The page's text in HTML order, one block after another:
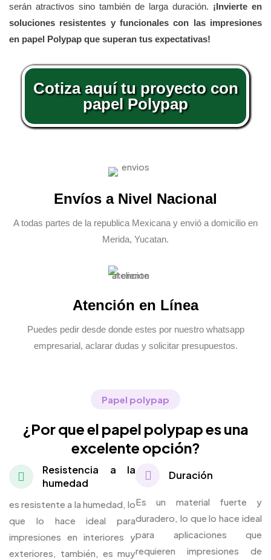
serán atractivos sino también de larga duración. ¡Invierte en
soluciones resistentes y funcionales con las impresiones
en papel Polypap que superan tus expectativas!
Cotiza aquí tu proyecto con
papel Polypap
Envíos a Nivel Nacional
A todas partes de la republica Mexicana y envió a domicilio en
Merida, Yucatan.
Atención en Línea
Puedes pedir desde donde estes por nuestro whatsapp
empresarial, aclarar dudas y solicitar presupuestos.
Papel polypap
¿Por que el papel polypap es una
excelente opción?
Resistencia a la
humedad
es resistente a la humedad, lo
que lo hace ideal para
impresiones en interiores y
exteriores, también, es muy
Duración
Es un material fuerte y
duradero, lo que lo hace ideal
para aplicaciones que
requieren impresiones de